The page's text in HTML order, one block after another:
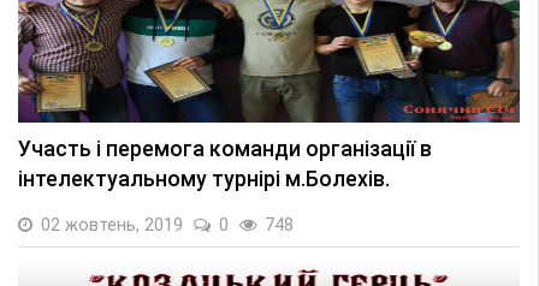
Участь і перемога команди організації в
інтелектуальному турнірі м.Болехів.
02 жовтень, 2019 0 748